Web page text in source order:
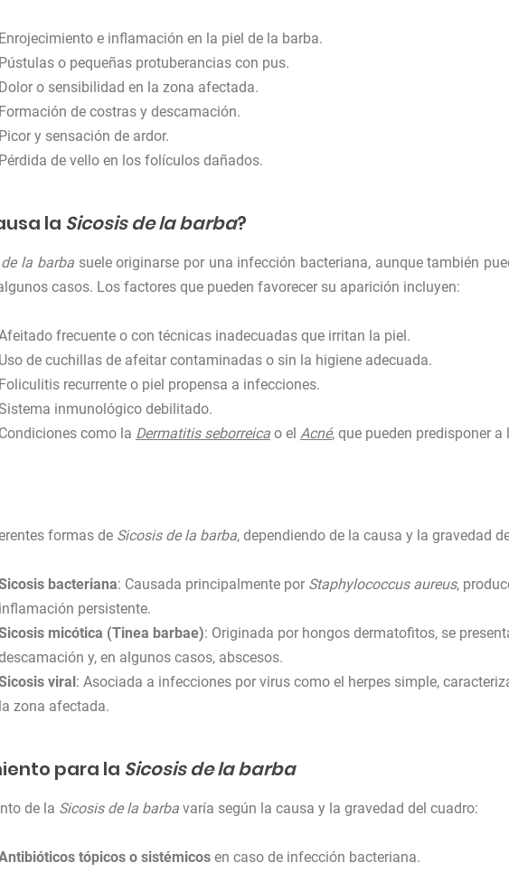
Enrojecimiento e inflamación en la piel de la barba.
Pústulas o pequeñas protuberancias con pus.
Dolor o sensibilidad en la zona afectada.
Formación de costras y descamación.
Picor y sensación de ardor.
Pérdida de vello en los folículos dañados.
la Sicosis de la barba?
la barbasuele originarse por una infección bacteriana, aunque también
casos. Los factores que pueden favorecer su aparición incluyen:
frecuente o con técnicas inadecuadas que irritan la piel.
Uso de cuchillas de afeitar contaminadas o sin la higiene adecuada.
Foliculitis recurrente o piel propensa a infecciones.
inmunológico debilitado.
Condiciones como la Dermatitis seborreica o el Acné, que pueden predisponer
formas de Sicosis de la barba, dependiendo de la causa y la gravedad
bacteriana: Causada principalmente por Staphylococcus aureus,
inflamación persistente.
micótica (Tinea barbae): Originada por hongos dermatofitos, se
y, en algunos casos, abscesos.
viral : Asociada a infecciones por virus como el herpes simple,
la zona afectada.
para la Sicosis de la barba
de la Sicosis de la barba varía según la causa y la gravedad del cuadro:
tópicos o sistémicos en caso de infección bacteriana.